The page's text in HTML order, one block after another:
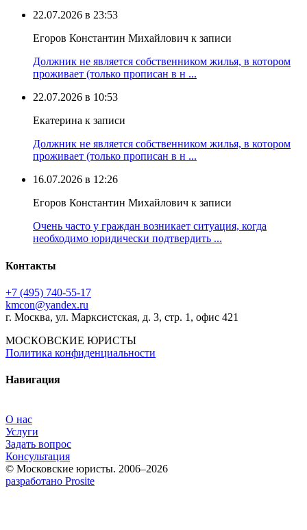
22.07.2026 в 23:53
Егоров Константин Михайлович к записи
Должник не является собственником жилья, в котором
проживает (только прописан в н ...
22.07.2026 в 10:53
Екатерина к записи
Должник не является собственником жилья, в котором
проживает (только прописан в н ...
16.07.2026 в 12:26
Егоров Константин Михайлович к записи
Очень часто у граждан возникает ситуация, когда
необходимо юридически подтвердить ...
Контакты
+7 (495) 740‑55‑17
kmcon@yandex.ru
г. Москва, ул. Марксистская, д. 3, стр. 1, офис 421
МОСКОВСКИЕ ЮРИСТЫ
Политика конфиденциальности
Навигация
О нас
Услуги
Задать вопрос
Консультация
© Московские юристы. 2006–2026
разработано Prosite